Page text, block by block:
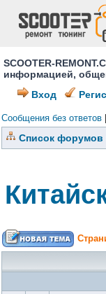
SCOOTER-
информацией,
Вход
Сообщения без ответов
Список форумов